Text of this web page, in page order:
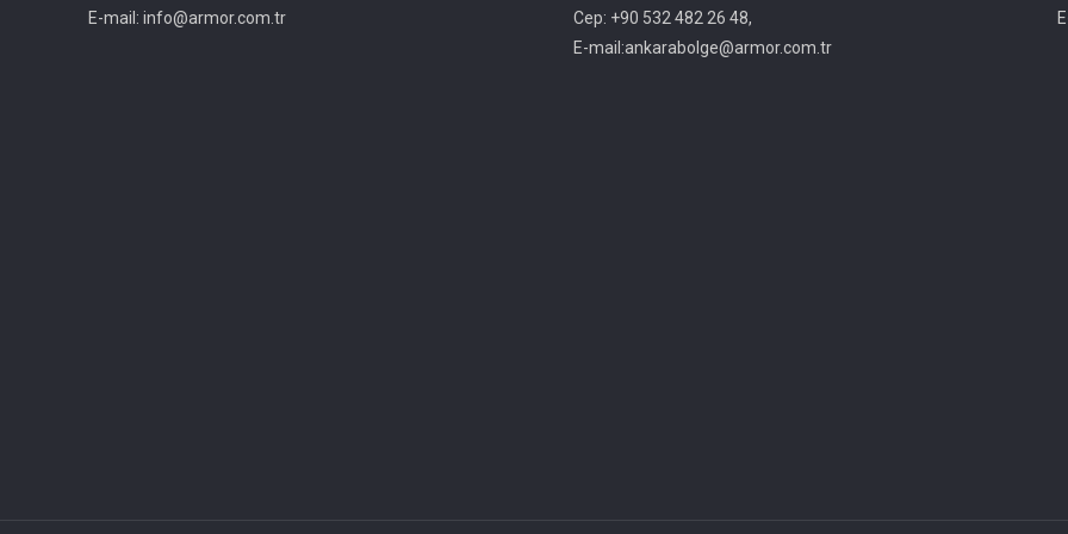
E-mail: info@armor.com.tr
Cep: +90 532 482 26 48,
E-mail:ankarabolge@armor.com.tr